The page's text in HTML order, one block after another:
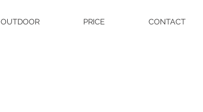
OUTDOOR PRICE CONTACT